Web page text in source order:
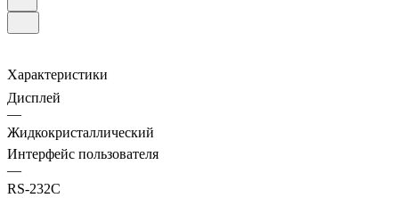
Характеристики
Дисплей
—
Жидкокристаллический
Интерфейс пользователя
—
RS-232C